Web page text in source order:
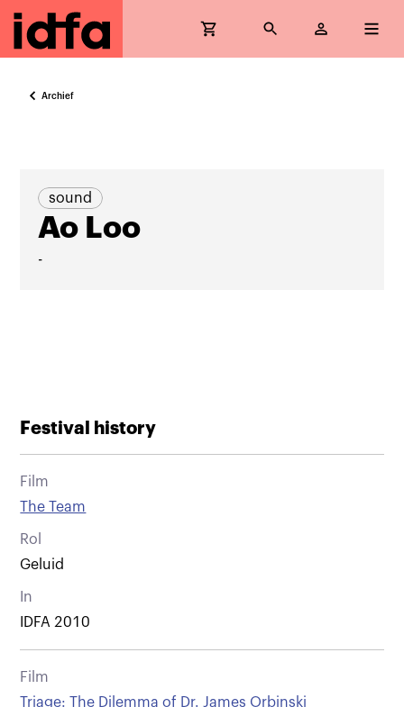
Archief
sound
Ao Loo
-
Festival history
Film
The Team
Rol
Geluid
In
IDFA 2010
Film
Triage: The Dilemma of Dr. James Orbinski